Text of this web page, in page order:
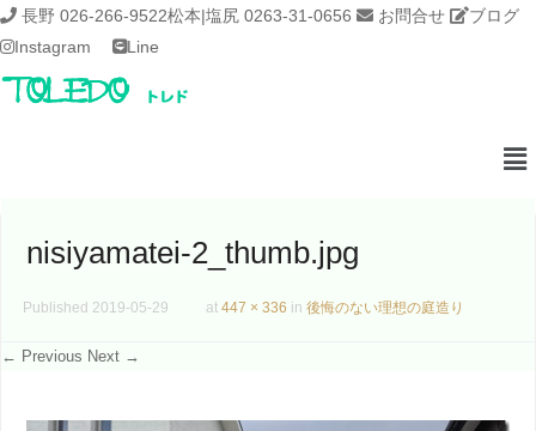
長野 026-266-9522松本|塩尻 0263-31-0656 お問合せ
ブログ
Instagram
Line
nisiyamatei-2_thumb.jpg
Published 2019-05-29 at 447 × 336 in 後悔のない理想の庭造り
← Previous Next →